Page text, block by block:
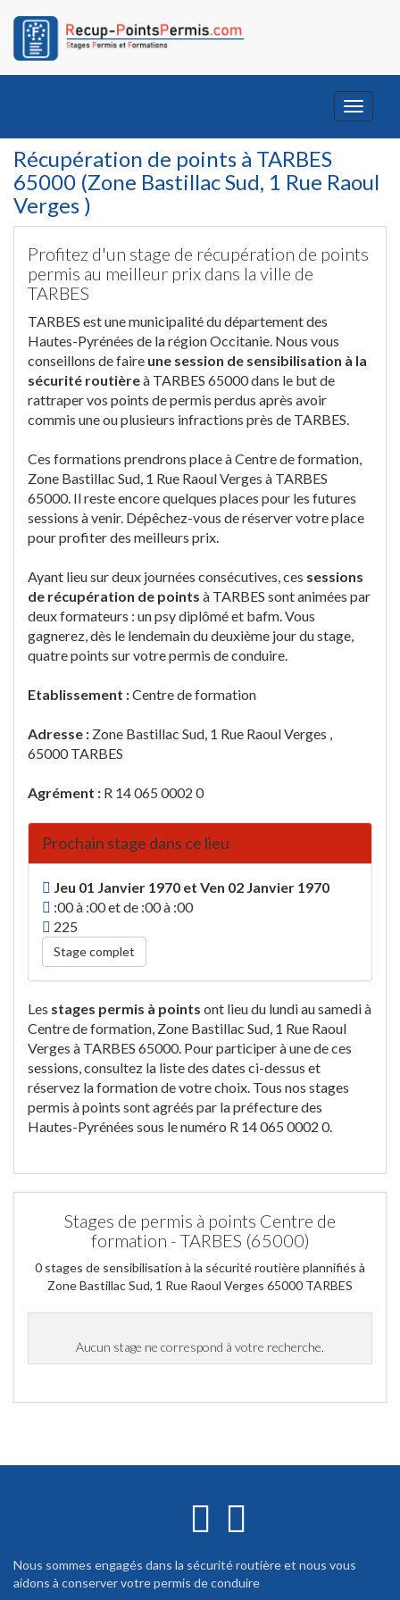
Toggle
Récupération de points à TARBES
65000 (Zone Bastillac Sud, 1 Rue Raoul
Verges )
Profitez d'un stage de récupération de points
permis au meilleur prix dans la ville de
TARBES
TARBES est une municipalité du département des
Hautes-Pyrénées de la région Occitanie. Nous vous
conseillons de faire une session de sensibilisation à la
sécurité routièreà TARBES 65000 dans le but de
rattraper vos points de permis perdus après avoir
commis une ou plusieurs infractions près de TARBES.
Ces formations prendrons place à Centre de formation,
Zone Bastillac Sud, 1 Rue Raoul Verges à TARBES
65000. Il reste encore quelques places pour les futures
sessions à venir. Dépêchez-vous de réserver votre place
pour profiter des meilleurs prix.
Ayant lieu sur deux journées consécutives, ces sessions
de récupération de points à TARBES sont animées par
deux formateurs : un psy diplômé et bafm. Vous
gagnerez, dès le lendemain du deuxième jour du stage,
quatre points sur votre permis de conduire.
Etablissement :Centre de formation
Adresse : Zone Bastillac Sud, 1 Rue Raoul Verges ,
65000 TARBES
Agrément : R 14 065 0002 0
Prochain stage dans ce lieu
Jeu 01 Janvier 1970 et Ven 02 Janvier 1970
:00 à :00 et de :00 à :00
225
Stage complet
Les stages permis à points ont lieu du lundi au samedi à
Centre de formation, Zone Bastillac Sud, 1 Rue Raoul
Verges à TARBES 65000. Pour participer à une de ces
sessions, consultez la liste des dates ci-dessus et
réservez la formation de votre choix. Tous nos stages
permis à points sont agréés par la préfecture des
Hautes-Pyrénées sous le numéro R 14 065 0002 0.
Stages de permis à points Centre de
formation - TARBES (65000)
0 stages de sensibilisation à la sécurité routière plannifiés à
Zone Bastillac Sud, 1 Rue Raoul Verges 65000 TARBES
Aucun stage ne correspond à votre recherche.
Nous sommes engagés dans la sécurité routière et nous vous
aidons à conserver votre permis de conduire